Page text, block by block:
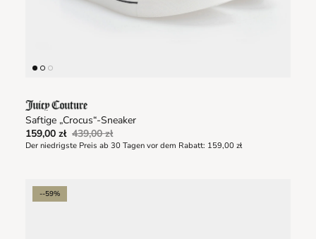
Saftige „Crocus“-Sneaker
159,00 zł 439,00 zł
Der niedrigste Preis ab 30 Tagen vor dem Rabatt: 159,00 zł
--59%